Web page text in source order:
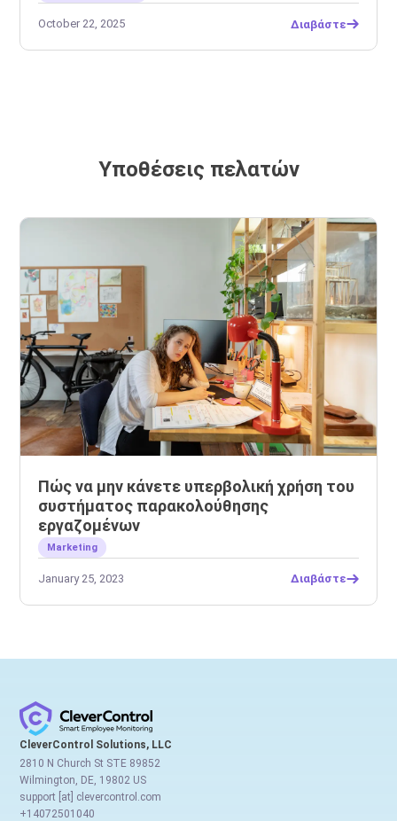
October 22, 2025 Διαβάστε
Υποθέσεις πελατών
Πώς να μην κάνετε υπερβολική χρήση του
συστήματος παρακολούθησης
εργαζομένων
Marketing
January 25, 2023 Διαβάστε
CleverControl Solutions, LLC
2810 N Church St STE 89852
Wilmington, DE, 19802 US
support [at] clevercontrol.com
+14072501040